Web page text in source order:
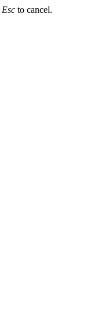
Esc to cancel.